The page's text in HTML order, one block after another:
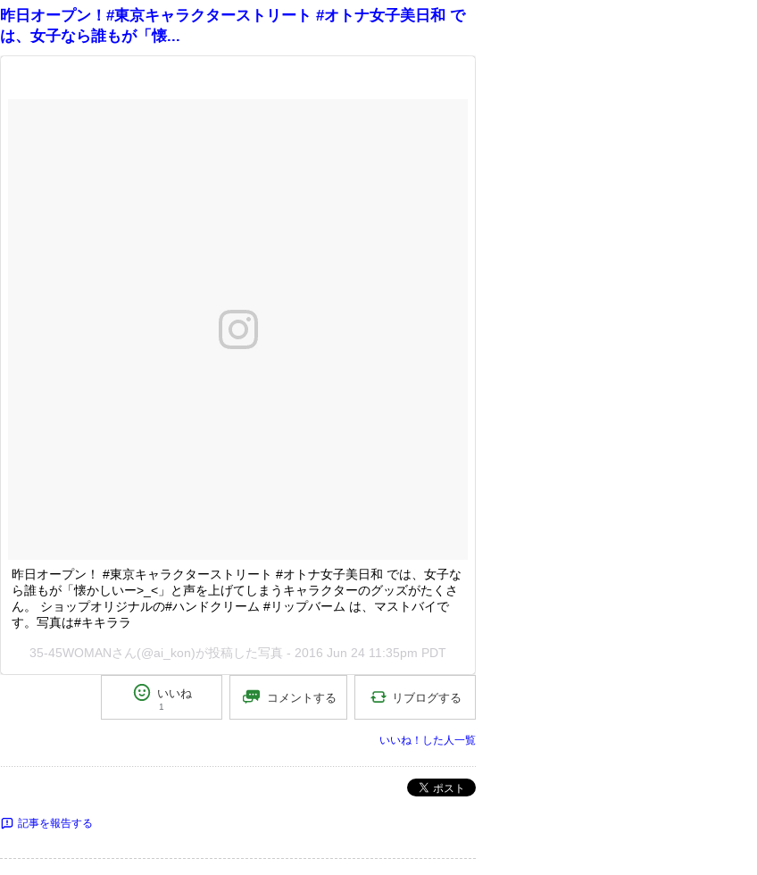
昨日オープン！#東京キャラクターストリート #オトナ女子美日和 で
は、女子なら誰もが「懐...
昨日オープン！ #東京キャラクターストリート #オトナ女子美日和 では、女子な
ら誰もが「懐かしいー>_<」と声を上げてしまうキャラクターのグッズがたくさ
ん。 ショップオリジナルの#ハンドクリーム #リップバーム は、マストバイで
す。写真は#キキララ
35-45WOMANさん(@ai_kon)が投稿した写真 - 2016 Jun 24 11:35pm PDT
いいね
1
コメントする リブログする
いいね！した人一覧
ポスト
記事を報告する